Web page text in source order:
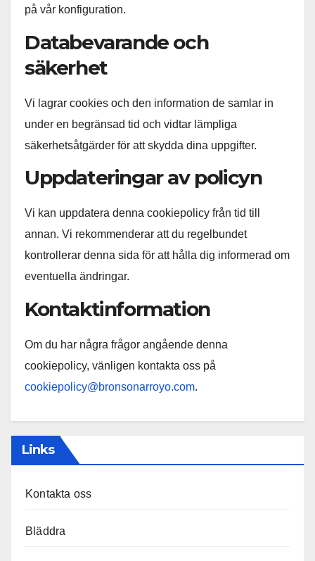
på vår konfiguration.
Databevarande och
säkerhet
Vi lagrar cookies och den information de samlar in
under en begränsad tid och vidtar lämpliga
säkerhetsåtgärder för att skydda dina uppgifter.
Uppdateringar av policyn
Vi kan uppdatera denna cookiepolicy från tid till
annan. Vi rekommenderar att du regelbundet
kontrollerar denna sida för att hålla dig informerad om
eventuella ändringar.
Kontaktinformation
Om du har några frågor angående denna
cookiepolicy, vänligen kontakta oss på
cookiepolicy@bronsonarroyo.com.
Links
Kontakta oss
Bläddra